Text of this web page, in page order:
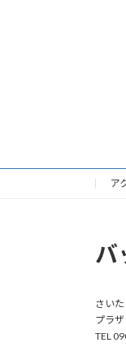
ア
バ
さい
プラ
TEL